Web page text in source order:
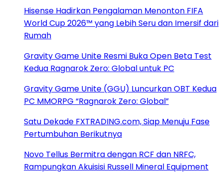
Hisense Hadirkan Pengalaman Menonton FIFA
World Cup 2026™ yang Lebih Seru dan Imersif dari
Rumah
Gravity Game Unite Resmi Buka Open Beta Test
Kedua Ragnarok Zero: Global untuk PC
Gravity Game Unite (GGU) Luncurkan OBT Kedua
PC MMORPG “Ragnarok Zero: Global”
Satu Dekade FXTRADING.com, Siap Menuju Fase
Pertumbuhan Berikutnya
Novo Tellus Bermitra dengan RCF dan NRFC,
Rampungkan Akuisisi Russell Mineral Equipment